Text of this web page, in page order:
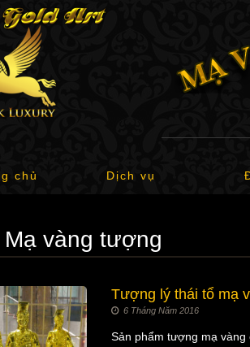
chủ Dịch vụ
Mạ vàng tượng
Tượng lý thái tổ mạ
6 Tháng Năm 2016
Sản phẩm tượng mạ vàng